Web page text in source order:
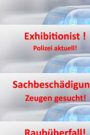
AUTO
TEURE